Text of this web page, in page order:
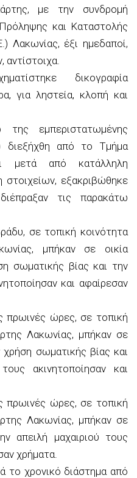
με την συνδρομή
και Καταστολής
Λακωνίας, έξι ημεδαποί,
δικογραφία
για ληστεία, κλοπή και
της εμπεριστατωμένης
διεξήχθη από το Τμήμα
μετά από κατάλληλη
στοιχείων, εξακριβώθηκε
τις παρακάτω
σε τοπική κοινότητα
μπήκαν σε οικία
σωματικής βίας και την
και αφαίρεσαν
πρωινές ώρες, σε τοπική
Λακωνίας, μπήκαν σε
σωματικής βίας και
ακινητοποίησαν και
πρωινές ώρες, σε τοπική
Λακωνίας, μπήκαν σε
απειλή μαχαιριού τους
χρήματα.
το χρονικό διάστημα από